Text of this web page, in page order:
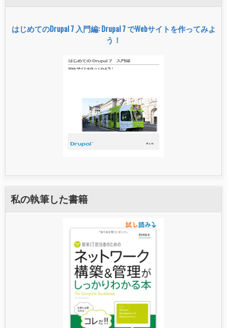
はじめてのDrupal 7 入門編: Drupal 7 でWebサイトを作ってみよ
う！
私の執筆した書籍